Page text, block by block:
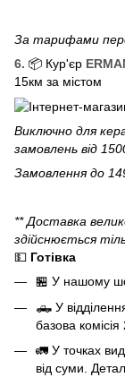
За тарифами
6. 📦 Кур'єр
15км за містом
Виключно для
замовлень від
Замовлення до
** Доставка
здійснюється
💵 Готівка
🏪 У нашому
🛻 У
базова
🚛 У точках
від суми.